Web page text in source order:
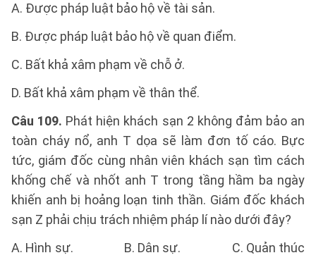
A. Được pháp luật bảo hộ về tài sản.
B. Được pháp luật bảo hộ về quan điểm.
C. Bất khả xâm phạm về chỗ ở.
D. Bất khả xâm phạm về thân thể.
Câu 109. Phát hiện khách sạn 2 không đảm bảo an
toàn cháy nổ, anh T dọa sẽ làm đơn tố cáo. Bực
tức, giám đốc cùng nhân viên khách sạn tìm cách
khống chế và nhốt anh T trong tầng hầm ba ngày
khiến anh bị hoảng loạn tinh thần. Giám đốc khách
sạn Z phải chịu trách nhiệm pháp lí nào dưới đây?
A. Hình sự. B. Dân sự. C. Quản thúc